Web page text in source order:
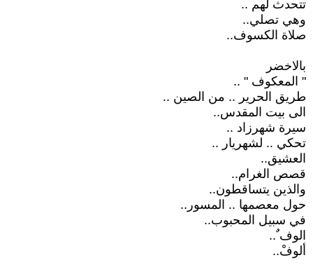
تتحدث لهم ..
وهي تصلي..
صلاة الكسوف..
بالاخضر
" المعكوف " ..
طريق الحرير .. من الصين ..
الى بيت المقدس..
سيرة شهرزاد ..
تحكي .. لشهريار ..
العشيق..
قصص الغرام..
والذين يتساقطون..
حول معصمها .. المسور..
في سبيل المحبوب..
الوف ٌ..
ألوفْ..